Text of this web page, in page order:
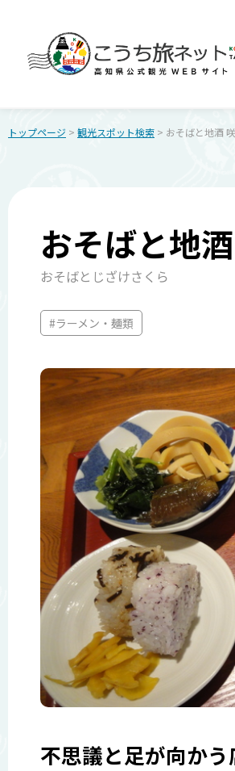
トップページ > 観光スポット検索 > おそばと地酒
おそばと地
おそばとじざけさくら
#ラーメン・麺類
不思議と足が向か